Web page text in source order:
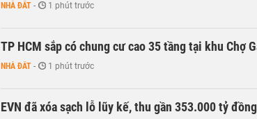
NHÀ ĐẤT - 1 phút trước
TP HCM sắp có chung cư cao 35 tầng tại khu Chợ
NHÀ ĐẤT - 1 phút trước
EVN đã xóa sạch lỗ lũy kế, thu gần 353.000 tỷ